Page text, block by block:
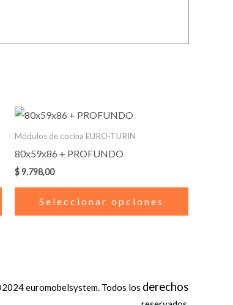
Este
producto
múltiples
variantes.
opciones
Módulos de cocina EURO-TURIN
80x59x86 + PROFUNDO
$9.798,00
Seleccionar opciones
opciones
euromobelsystem. Todos los derechos